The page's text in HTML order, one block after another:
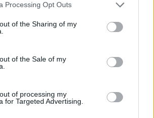
Processing Opt Outs
of the Sharing of my
of the Sale of my
of processing my
for Targeted Advertising.
Ακόμη